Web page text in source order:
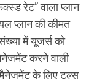
रेट” वाला प्लान
प्लान की कीमत
में यूजर्स को
करने वाली
के लिए टूल्स